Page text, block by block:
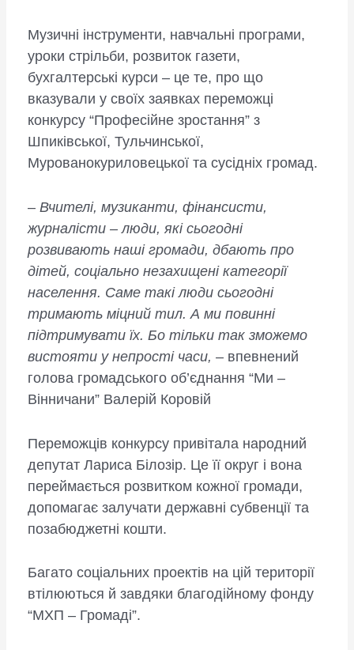
Музичні інструменти, навчальні програми,
уроки стрільби, розвиток газети,
бухгалтерські курси – це те, про що
вказували у своїх заявках переможці
конкурсу “Професійне зростання” з
Шпиківської, Тульчинської,
Мурованокуриловецької та сусідніх громад.
– Вчителі, музиканти, фінансисти,
журналісти – люди, які сьогодні
розвивають наші громади, дбають про
дітей, соціально незахищені категорії
населення. Саме такі люди сьогодні
тримають міцний тил. А ми повинні
підтримувати їх. Бо тільки так зможемо
вистояти у непрості часи, – впевнений
голова громадського об’єднання “Ми –
Вінничани” Валерій Коровій
Переможців конкурсу привітала народний
депутат Лариса Білозір. Це її округ і вона
переймається розвитком кожної громади,
допомагає залучати державні субвенції та
позабюджетні кошти.
Багато соціальних проектів на цій території
втілюються й завдяки благодійному фонду
“МХП – Громаді”.